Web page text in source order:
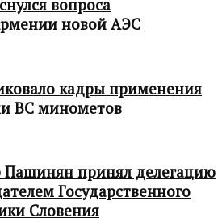
вопроса
новой АЭС
кадры применения
ВС минометов
принял делегацию
Государственного
Словения